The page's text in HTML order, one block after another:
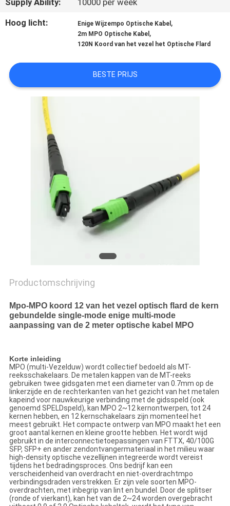
Supply Ability:
10000 per week
Hoog licht:
Enige Wijzempo Optische Kabel ,
2m MPO Optische Kabel ,
120N Koord van het vezel het Optische Flard
BESTE PRIJS
Productomschrijving
Mpo-MPO koord 12 van het vezel optisch flard de kern
gebundelde single-mode enige multi-mode
aanpassing van de 2 meter optische kabel MPO
Korte inleiding
MPO (multi-Vezelduw) wordt collectief bedoeld als MT-
reeksschakelaars. De metalen kappen van de MT-reeks
gebruiken twee gidsgaten met een diameter van 0.7mm op de
linkerzijde en de rechterkanten van het gezicht van het metalen
kapeind voor nauwkeurige verbinding met de gidsspeld (ook
genoemd SPELDspeld), kan MPO 2~12 kernontwerpen, tot 24
kernen hebben, en 12 kernschakelaars zijn momenteel het
meest gebruikt. Het compacte ontwerp van MPO maakt het een
groot aantal kernen en kleine grootte hebben. Het wordt wijd
gebruikt in de interconnectietoepassingen van FTTX, 40/100G
SFP, SFP+ en ander zendontvangermateriaal in het milieu waar
high-density optische vezellijnen integreerde wordt vereist
tijdens het bedradingsproces. Ons bedrijf kan een
verscheidenheid van overdracht en niet-overdrachtmpo
verbindingsdraden verstrekken. Er zijn vele soorten MPO-
overdrachten, met inbegrip van lint en bundel. Door de splitser
(ronde of vierkant), kan het van de 2~24 worden overgebracht